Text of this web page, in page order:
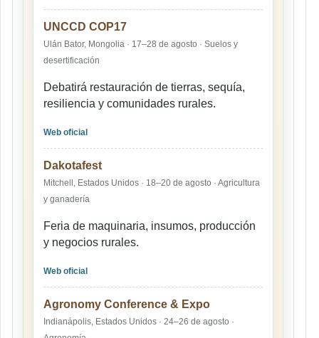
UNCCD COP17
Ulán Bator, Mongolia · 17–28 de agosto · Suelos y
desertificación
Debatirá restauración de tierras, sequía,
resiliencia y comunidades rurales.
Web oficial
Dakotafest
Mitchell, Estados Unidos · 18–20 de agosto · Agricultura
y ganadería
Feria de maquinaria, insumos, producción
y negocios rurales.
Web oficial
Agronomy Conference & Expo
Indianápolis, Estados Unidos · 24–26 de agosto ·